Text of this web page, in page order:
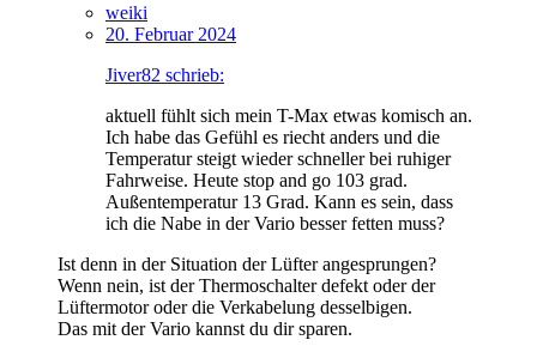
weiki
20. Februar 2024
Jiver82 schrieb:
aktuell fühlt sich mein T-Max etwas komisch an.
Ich habe das Gefühl es riecht anders und die
Temperatur steigt wieder schneller bei ruhiger
Fahrweise. Heute stop and go 103 grad.
Außentemperatur 13 Grad. Kann es sein, dass
ich die Nabe in der Vario besser fetten muss?
Ist denn in der Situation der Lüfter angesprungen?
Wenn nein, ist der Thermoschalter defekt oder der
Lüftermotor oder die Verkabelung desselbigen.
Das mit der Vario kannst du dir sparen.